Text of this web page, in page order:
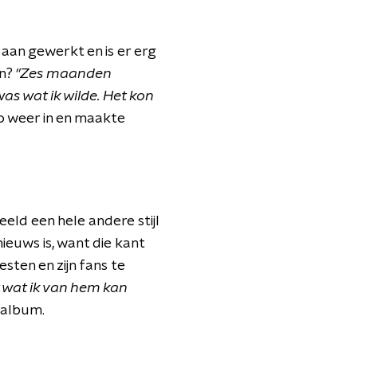
gewerkt en is er erg
"Zes maanden
wat ik wilde. Het kon
weer in en maakte
een hele andere stijl
is, want die kant
en zijn fans te
ik van hem kan